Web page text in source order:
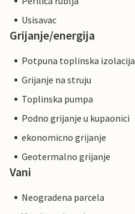
Usisavac
Grijanje/energija
Potpuna toplinska izolacija
Grijanje na struju
Toplinska pumpa
Podno grijanje u kupaonici
ekonomicno grijanje
Geotermalno grijanje
Vani
Neogradena parcela